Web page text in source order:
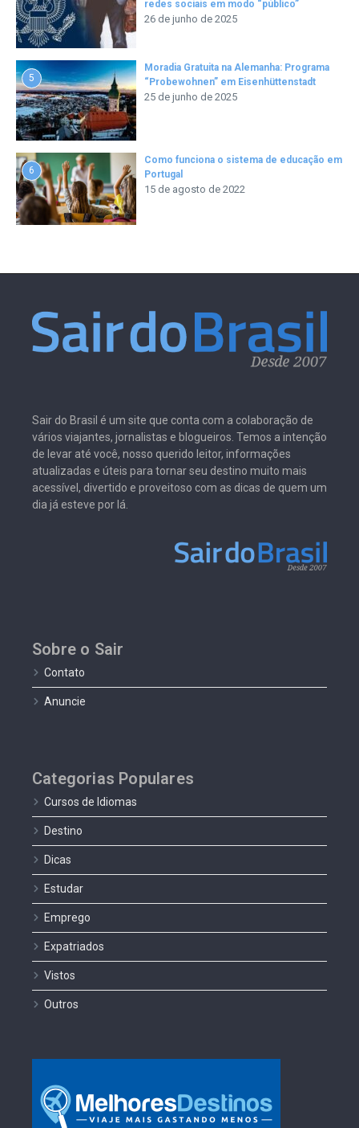
redes sociais em modo “público”
26 de junho de 2025
5
Moradia Gratuita na Alemanha: Programa
“Probewohnen” em Eisenhüttenstadt
25 de junho de 2025
6
Como funciona o sistema de educação em
Portugal
15 de agosto de 2022
Sair do Brasil é um site que conta com a colaboração de
vários viajantes, jornalistas e blogueiros. Temos a intenção
de levar até você, nosso querido leitor, informações
atualizadas e úteis para tornar seu destino muito mais
acessível, divertido e proveitoso com as dicas de quem um
dia já esteve por lá.
Sobre o Sair
Contato
Anuncie
Categorias Populares
Cursos de Idiomas
Destino
Dicas
Estudar
Emprego
Expatriados
Vistos
Outros